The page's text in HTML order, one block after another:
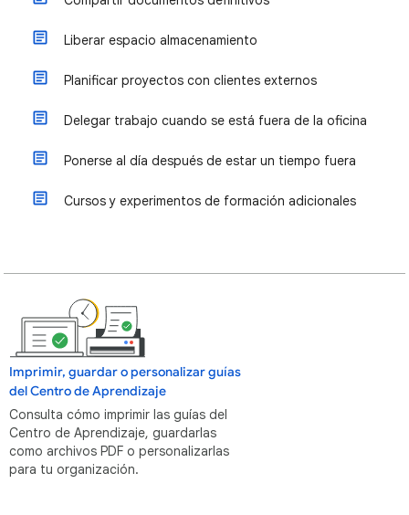
Liberar espacio almacenamiento
Planificar proyectos con clientes externos
Delegar trabajo cuando se está fuera de la oficina
Ponerse al día después de estar un tiempo fuera
Cursos y experimentos de formación adicionales
Imprimir, guardar o personalizar guías
del Centro de Aprendizaje
Consulta cómo imprimir las guías del
Centro de Aprendizaje, guardarlas
como archivos PDF o personalizarlas
para tu organización.